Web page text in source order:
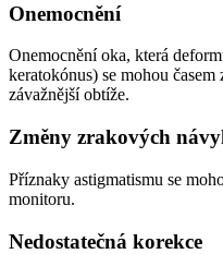
Onemocnění
Onemocnění oka, která
keratokónus) se mohou
závažnější obtíže.
Změny zrakových
Příznaky astigmatismu se
monitoru.
Nedostatečná korekce